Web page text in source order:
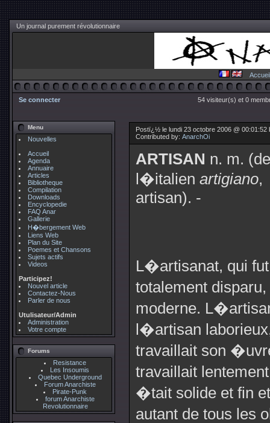
Un journal purement révolutionnaire
Accueil
Se connecter 54 visiteur(s) et 0
Menu
Nouvelles
Accueil
Agenda
Annuaire
Articles
Bibliotheque
Compilation
Downloads
Encyclopedie
FAQ Anar
Gallerie
H�bergement Web
Liens Web
Plan du Site
Poemes et Chansons
Sujets actifs
Videos
Participez!
Nouvel article
Contactez-Nous
Parler de nous
Utulisateur/Admin
Administration
Votre compte
Forums
Resistance
Les Insoumis
Quebec Underground
Forum Anarchiste
Pirate-Punk
forum Anarchiste
Revolutionnaire
Postï¿½ le lundi 23 octobre 2006 @ 00:01:52
Contributed by: AnarchOi
ARTISAN n. m. (de
l�italien artigiano,
artisan). -
L�artisanat, qui
totalement
moderne.
l�artisan
travaillait son
travaillait
�tait solide et fin
autant de tous les